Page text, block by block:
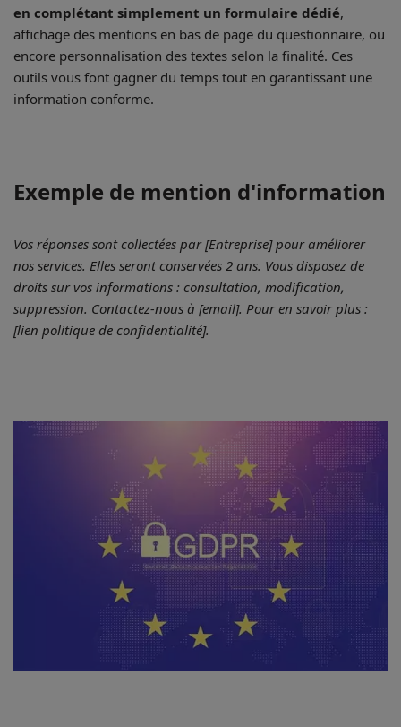
en complétant simplement un formulaire dédié,
affichage des mentions en bas de page du questionnaire, ou
encore personnalisation des textes selon la finalité. Ces
outils vous font gagner du temps tout en garantissant une
information conforme.
Exemple de mention d'information
Vos réponses sont collectées par [Entreprise] pour améliorer
nos services. Elles seront conservées 2 ans. Vous disposez de
droits sur vos informations : consultation, modification,
suppression. Contactez-nous à [email]. Pour en savoir plus :
[lien politique de confidentialité].